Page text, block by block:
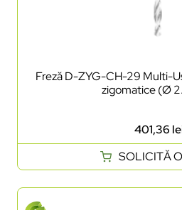
Freză D-ZYG-CH-29 Multi-
zigomatice (Ø
401,36
SOLICITĂ